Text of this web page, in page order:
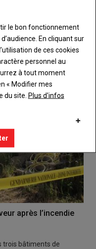
: un fonds
survenu le 26
sont dans…
après l’incendie
trois bâtiments de
le bon fonctionnement
En cliquant sur
de ces cookies
personnel au
à tout moment
« Modifier mes
du site. Plus d'infos